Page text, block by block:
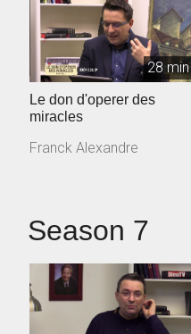
28 min
Le don d'operer des
miracles
Franck Alexandre
Season 7